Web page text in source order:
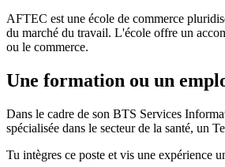
AFTEC est une école de commerce
du marché du travail. L'école offre un
ou le commerce.
Une formation ou un
Dans le cadre de son BTS Services
spécialisée dans le secteur de la santé, un
Tu intègres ce poste et vis une expérience